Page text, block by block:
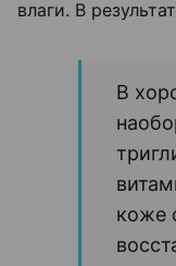
влаги. В
В
коже